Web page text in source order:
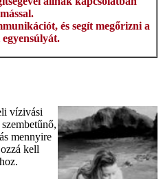
és segít megőrizni a
egyensúlyát.
vízivási
mennyire
kell